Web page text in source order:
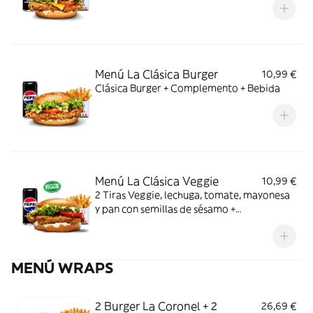
Menú La Clásica Burger
10,99 €
Clásica Burger + Complemento + Bebida
Menú La Clásica Veggie
10,99 €
2 Tiras Veggie, lechuga, tomate, mayonesa
y pan con semillas de sésamo +
MENÚ WRAPS
2 Burger La Coronel + 2 26,69 €